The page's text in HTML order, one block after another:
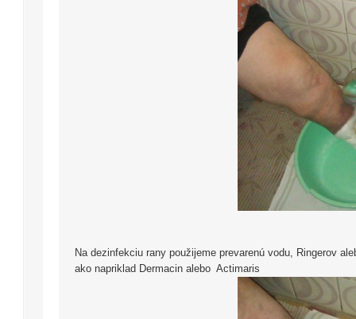
Na dezinfekciu rany použijeme prevarenú vodu, Ringerov
ako napriklad Dermacin alebo Actimaris